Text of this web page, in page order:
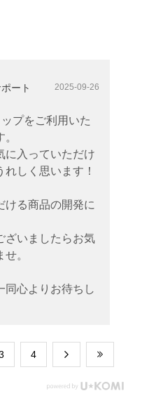
ート 2025-09-26
プをご利用いた
に入っていただけ
しく思います！
ける商品の開発に
ざいましたらお気
。
同心よりお待ちし
​4